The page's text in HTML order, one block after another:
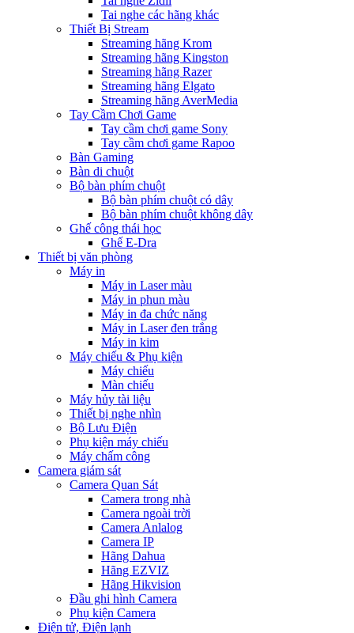
Tai nghe các hãng khác
Thiết Bị Stream
Streaming hãng Krom
Streaming hãng Kingston
Streaming hãng Razer
Streaming hãng Elgato
Streaming hãng AverMedia
Tay Cầm Chơi Game
Tay cầm chơi game Sony
Tay cầm chơi game Rapoo
Bàn Gaming
Bàn di chuột
Bộ bàn phím chuột
Bộ bàn phím chuột có dây
Bộ bàn phím chuột không dây
Ghế công thái học
Ghế E-Dra
Thiết bị văn phòng
Máy in
Máy in Laser màu
Máy in phun màu
Máy in đa chức năng
Máy in Laser đen trắng
Máy in kim
Máy chiếu & Phụ kiện
Máy chiếu
Màn chiếu
Máy hủy tài liệu
Thiết bị nghe nhìn
Bộ Lưu Điện
Phụ kiện máy chiếu
Máy chấm công
Camera giám sát
Camera Quan Sát
Camera trong nhà
Camera ngoài trời
Camera Anlalog
Camera IP
Hãng Dahua
Hãng EZVIZ
Hãng Hikvision
Đầu ghi hình Camera
Phụ kiện Camera
Điện tử, Điện lạnh